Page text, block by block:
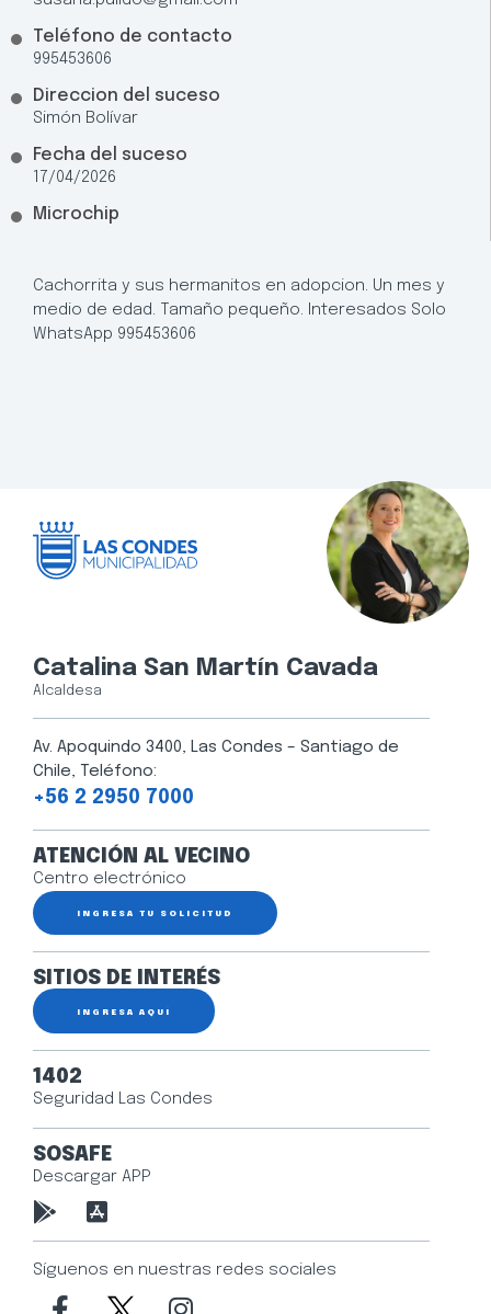
Teléfono de contacto
995453606
Direccion del suceso
Simón Bolívar
Fecha del suceso
17/04/2026
Microchip
Cachorrita y sus hermanitos en adopcion. Un mes y
medio de edad. Tamaño pequeño. Interesados Solo
WhatsApp 995453606
Catalina San Martín Cavada
Alcaldesa
Av. Apoquindo 3400, Las Condes – Santiago de
Chile, Teléfono:
+56 2 2950 7000
ATENCIÓN AL VECINO
Centro electrónico
INGRESA TU SOLICITUD
SITIOS DE INTERÉS
INGRESA AQUÍ
1402
Seguridad Las Condes
SOSAFE
Descargar APP
Síguenos en nuestras redes sociales